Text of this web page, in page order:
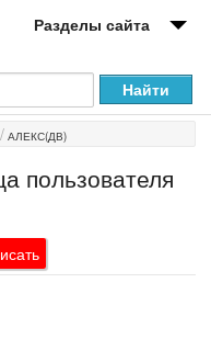
Разделы сайта
АЛЕКС(ДВ)
пользователя